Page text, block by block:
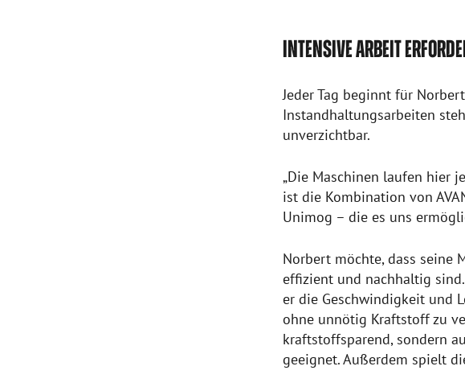
INTENSIVE ARBEIT
Jeder Tag beginnt für
Instandhaltungsarbeiten
unverzichtbar.
„Die Maschinen laufen hier
ist die Kombination von
Unimog – die es uns
Norbert möchte, dass seine
effizient und nachhaltig
er die Geschwindigkeit und
ohne unnötig Kraftstoff zu
kraftstoffsparend, sondern
geeignet. Außerdem spielt